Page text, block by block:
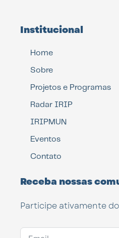
Institucional
Home
Sobre
Projetos e Programas
Radar IRIP
IRIPMUN
Eventos
Contato
Receba nossas
Participe ativamente